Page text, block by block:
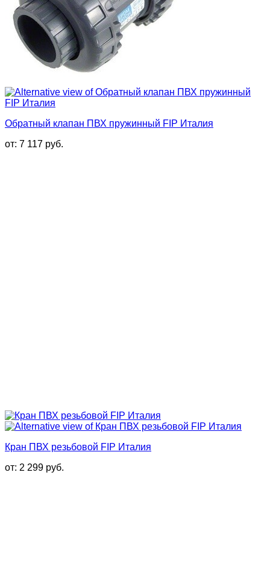
Обратный клапан ПВХ пружинный FIP Италия
от: 7 117 руб.
Кран ПВХ резьбовой FIP Италия
от: 2 299 руб.